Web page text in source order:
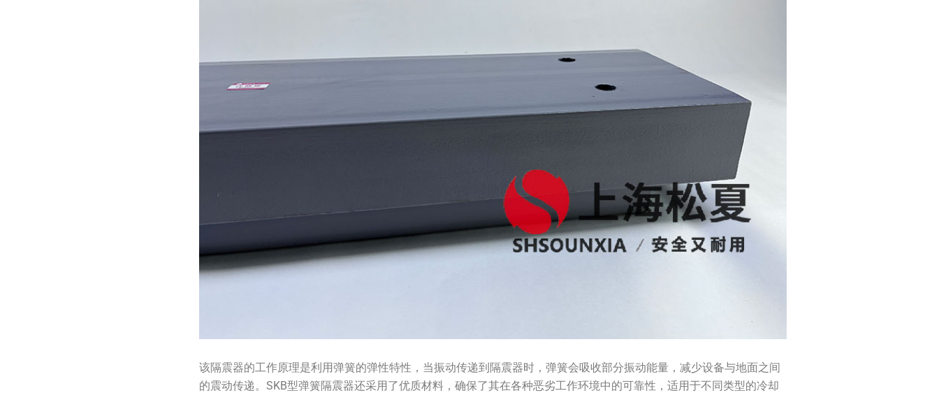
该隔震器的工作原理是利用弹簧的弹性特性，当振动传递到隔震器时，弹簧会吸收部分振动能量，减少设备与地面之间
的震动传递。SKB型弹簧隔震器还采用了优质材料，确保了其在各种恶劣工作环境中的可靠性，适用于不同类型的冷却